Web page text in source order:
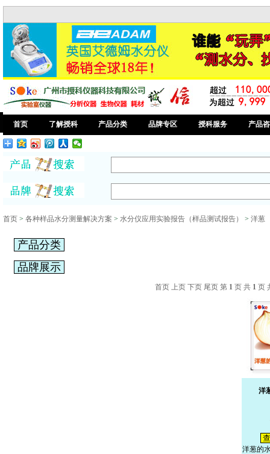
首页 了解授科 产品分类 品牌专区 授科服务 产品
首页> 各种样品水分测量解决方案 > 水分仪应用实验报告（样品测试报告） > 洋葱
产品分类
品牌展示
首页 上页 下页 尾页 第 1 页 共 1 页
洋
洋葱的